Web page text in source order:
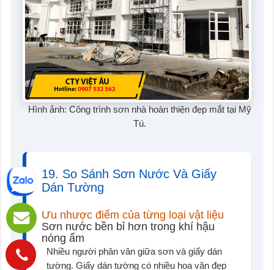
Hình ảnh: Công trình sơn nhà hoàn thiện đẹp mắt tại Mỹ
Tú.
19. So Sánh Sơn Nước Và Giấy
Dán Tường
Ưu nhược điểm của từng loại vật liệu
Sơn nước bền bỉ hơn trong khí hậu
nóng ẩm
Nhiều người phân vân giữa sơn và giấy dán
tường. Giấy dán tường có nhiều hoa văn đẹp
Hotline: